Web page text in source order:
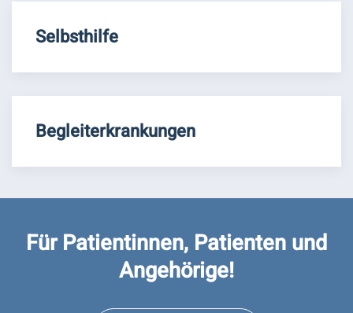
Selbsthilfe
Begleiterkrankungen
Für Patientinnen, Patienten und
Angehörige!